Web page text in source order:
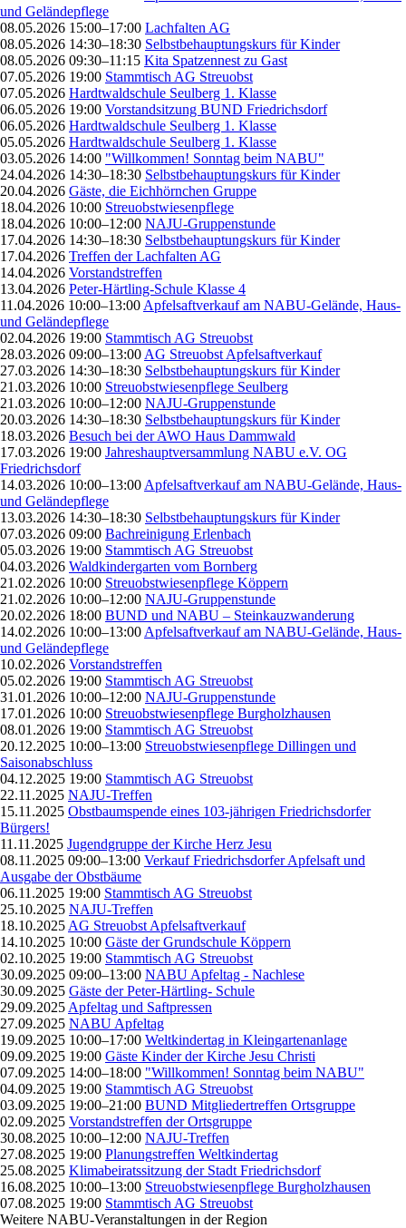
und Geländepflege
08.05.2026 15:00–17:00 Lachfalten AG
08.05.2026 14:30–18:30 Selbstbehauptungskurs für Kinder
08.05.2026 09:30–11:15 Kita Spatzennest zu Gast
07.05.2026 19:00 Stammtisch AG Streuobst
07.05.2026 Hardtwaldschule Seulberg 1. Klasse
06.05.2026 19:00 Vorstandsitzung BUND Friedrichsdorf
06.05.2026 Hardtwaldschule Seulberg 1. Klasse
05.05.2026 Hardtwaldschule Seulberg 1. Klasse
03.05.2026 14:00 "Willkommen! Sonntag beim NABU"
24.04.2026 14:30–18:30 Selbstbehauptungskurs für Kinder
20.04.2026 Gäste, die Eichhörnchen Gruppe
18.04.2026 10:00 Streuobstwiesenpflege
18.04.2026 10:00–12:00 NAJU-Gruppenstunde
17.04.2026 14:30–18:30 Selbstbehauptungskurs für Kinder
17.04.2026 Treffen der Lachfalten AG
14.04.2026 Vorstandstreffen
13.04.2026 Peter-Härtling-Schule Klasse 4
11.04.2026 10:00–13:00 Apfelsaftverkauf am NABU-Gelände, Haus-
und Geländepflege
02.04.2026 19:00 Stammtisch AG Streuobst
28.03.2026 09:00–13:00 AG Streuobst Apfelsaftverkauf
27.03.2026 14:30–18:30 Selbstbehauptungskurs für Kinder
21.03.2026 10:00 Streuobstwiesenpflege Seulberg
21.03.2026 10:00–12:00 NAJU-Gruppenstunde
20.03.2026 14:30–18:30 Selbstbehauptungskurs für Kinder
18.03.2026 Besuch bei der AWO Haus Dammwald
17.03.2026 19:00 Jahreshauptversammlung NABU e.V. OG
Friedrichsdorf
14.03.2026 10:00–13:00 Apfelsaftverkauf am NABU-Gelände, Haus-
und Geländepflege
13.03.2026 14:30–18:30 Selbstbehauptungskurs für Kinder
07.03.2026 09:00 Bachreinigung Erlenbach
05.03.2026 19:00 Stammtisch AG Streuobst
04.03.2026 Waldkindergarten vom Bornberg
21.02.2026 10:00 Streuobstwiesenpflege Köppern
21.02.2026 10:00–12:00 NAJU-Gruppenstunde
20.02.2026 18:00 BUND und NABU – Steinkauzwanderung
14.02.2026 10:00–13:00 Apfelsaftverkauf am NABU-Gelände, Haus-
und Geländepflege
10.02.2026 Vorstandstreffen
05.02.2026 19:00 Stammtisch AG Streuobst
31.01.2026 10:00–12:00 NAJU-Gruppenstunde
17.01.2026 10:00 Streuobstwiesenpflege Burgholzhausen
08.01.2026 19:00 Stammtisch AG Streuobst
20.12.2025 10:00–13:00 Streuobstwiesenpflege Dillingen und
Saisonabschluss
04.12.2025 19:00 Stammtisch AG Streuobst
22.11.2025 NAJU-Treffen
15.11.2025 Obstbaumspende eines 103-jährigen Friedrichsdorfer
Bürgers!
11.11.2025 Jugendgruppe der Kirche Herz Jesu
08.11.2025 09:00–13:00 Verkauf Friedrichsdorfer Apfelsaft und
Ausgabe der Obstbäume
06.11.2025 19:00 Stammtisch AG Streuobst
25.10.2025 NAJU-Treffen
18.10.2025 AG Streuobst Apfelsaftverkauf
14.10.2025 10:00 Gäste der Grundschule Köppern
02.10.2025 19:00 Stammtisch AG Streuobst
30.09.2025 09:00–13:00 NABU Apfeltag - Nachlese
30.09.2025 Gäste der Peter-Härtling- Schule
29.09.2025 Apfeltag und Saftpressen
27.09.2025 NABU Apfeltag
19.09.2025 10:00–17:00 Weltkindertag in Kleingartenanlage
09.09.2025 19:00 Gäste Kinder der Kirche Jesu Christi
07.09.2025 14:00–18:00 "Willkommen! Sonntag beim NABU"
04.09.2025 19:00 Stammtisch AG Streuobst
03.09.2025 19:00–21:00 BUND Mitgliedertreffen Ortsgruppe
02.09.2025 Vorstandstreffen der Ortsgruppe
30.08.2025 10:00–12:00 NAJU-Treffen
27.08.2025 19:00 Planungstreffen Weltkindertag
25.08.2025 Klimabeiratssitzung der Stadt Friedrichsdorf
16.08.2025 10:00–13:00 Streuobstwiesenpflege Burgholzhausen
07.08.2025 19:00 Stammtisch AG Streuobst
Weitere NABU-Veranstaltungen in der Region